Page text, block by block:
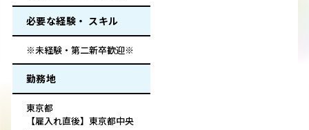
必要な経験・ スキル
※未経験・第二新卒歓迎※
勤務地
東京都
【雇入れ直後】東京都中央